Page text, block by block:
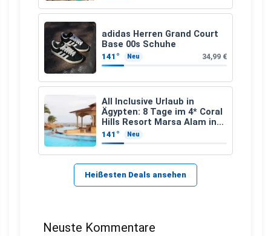
adidas Herren Grand Court
Base 00s Schuhe
141° Neu 34,99 €
All Inclusive Urlaub in
Ägypten: 8 Tage im 4* Coral
Hills Resort Marsa Alam inkl.
Flüge ab 299 € p.P.
141° Neu
Heißesten Deals ansehen
Neuste Kommentare